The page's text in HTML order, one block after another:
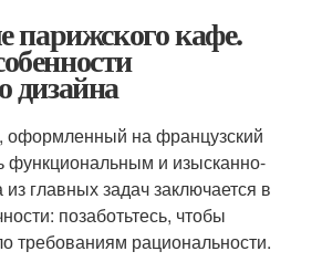
парижского кафе.
дизайна
оформленный на французский
функциональным и изысканно-
главных задач заключается в
позаботьтесь, чтобы
требованиям рациональности.